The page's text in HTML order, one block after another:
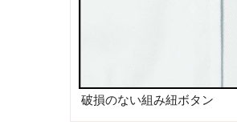
破損のない組み紐ボタン